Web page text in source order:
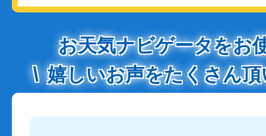
お天気ナビゲータをお
嬉しいお声をたくさん